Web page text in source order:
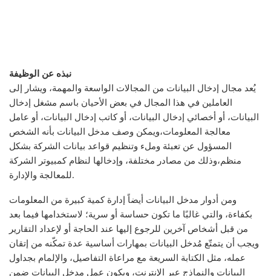
نبذه عن الوظيفة
يُعد مجال إدخال البيانات من المجالات الواسعة والمهمة، ويشار إلى
العاملين في هذا المجال في بعض الأحيان باسم مشغل إدخال
البيانات، أو أخصائي إدخال البيانات، أو كاتب إدخال البيانات، أو عامل
معالجة المعلومات،ويمكن وصف مدخل البيانات بأنه الشخص
المسؤول عن تعبئة وملء وتنظيم قواعد بيانات الشركة بشكل
منظم،وذلك من مصادر مختلفة، وإدخالها لنظام كمبيوتر الشركة
للمعالجة والإدارة.
ومن أدوار مدخل البيانات أيضاً إدارة كمية كبيرة من المعلومات
بكفاءة، والتي غالبًا ما تكون حساسة أو سرية؛ لاستخدامها فيما بعد
من قبل أشخاص آخرين للرجوع إليها عند الحاجة أو لإعداد التقارير
ويجب أن يتمتّع مُدخل البيانات بمهارات أساسية عدة تمكّنه من إتقان
عمله، مثل الكتابة السريعة مع مراعاة التفاصيل، والإلمام بجداول
البيانات والنماذج عبر الإنترنت، ويكون عمل مدخل البيانات ضمن